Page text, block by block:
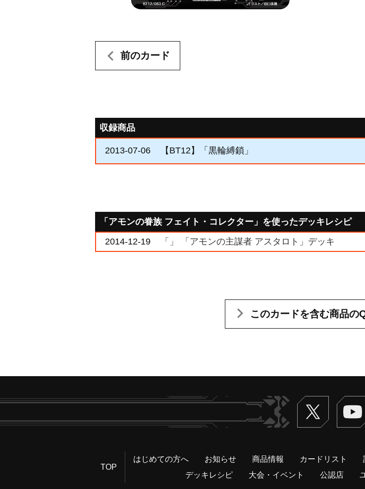
前のカード
収録商品
2013-07-06 【BT12】「黒輪縛鎖」
「アモンの眷族 フェイト・コレクター」を使ったデッキレシピ
2014-12-19
「」 「アモンの主謀者 アスタロト」デッキ
このカードを含む商品の
Twitter
TOP
はじめての方へ お知らせ 商品情報 カードリスト
デッキレシピ
大会・イベント 公認店